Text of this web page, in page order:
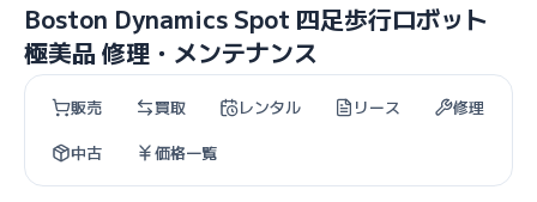
Boston Dynamics Spot 四足歩行ロボット
極美品 修理・メンテナンス
販売 買取 レンタル リース
修理
中古
価格一覧